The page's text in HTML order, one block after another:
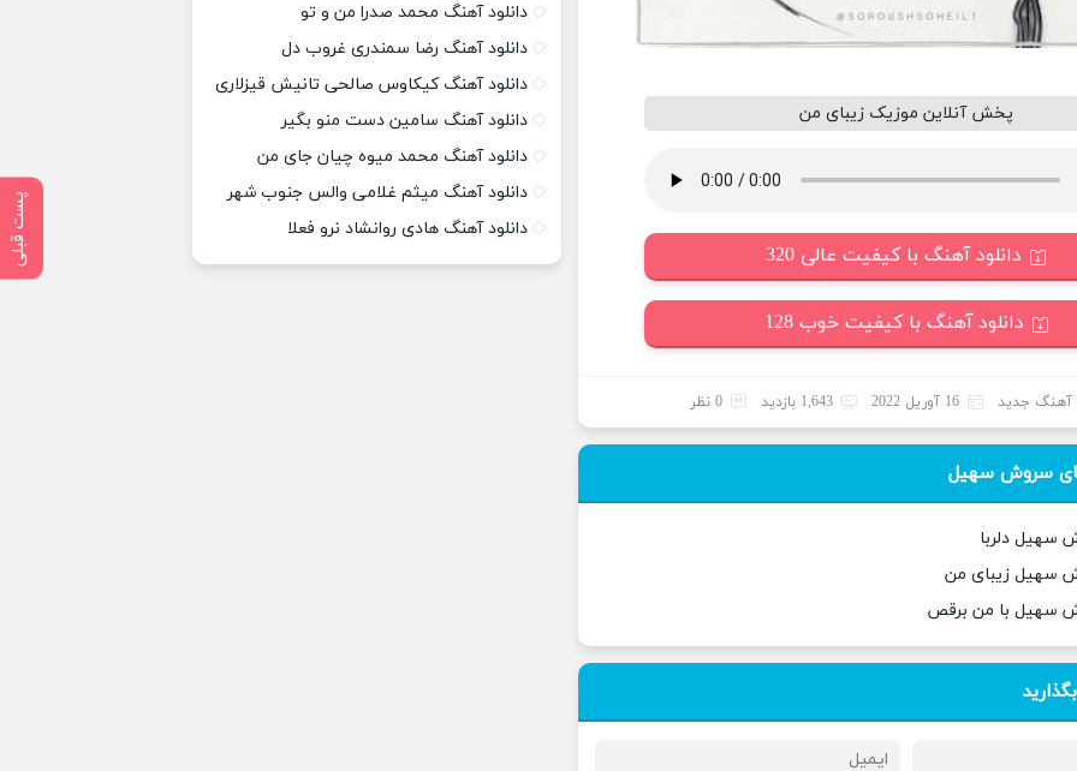
پست قبلی
پخش آنلاین موزیک زیبای من
دانلود آهنگ با کیفیت عالی 320
دانلود آهنگ با کیفیت خوب 128
جدید 16 آوریل 2022 1,643 بازدید 0 نظر
سروش سهیل
سهیل دلربا
سهیل زیبای من
سهیل با من برقص
دانلود آهنگ محمد صدرا من و تو
دانلود آهنگ رضا سمندری غروب دل
دانلود آهنگ کیکاوس صالحی تانیش قیزلاری
دانلود آهنگ سامین دست منو بگیر
دانلود آهنگ محمد میوه چیان جای من
دانلود آهنگ میثم غلامی والس جنوب شهر
دانلود آهنگ هادی روانشاد نرو فعلا